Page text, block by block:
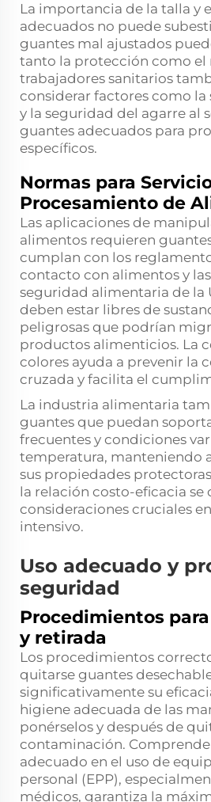
La importancia de la talla y
adecuados no puede
guantes mal ajustados
tanto la protección como el
trabajadores sanitarios
considerar factores como
y la seguridad del agarre al
guantes adecuados para
específicos.
Normas para
Procesamiento de
Las aplicaciones de
alimentos requieren
cumplan con los
contacto con alimentos y
seguridad alimentaria de la
deben estar libres de
peligrosas que podrían
productos alimenticios. La
colores ayuda a prevenir la
cruzada y facilita el
La industria alimentaria
guantes que puedan
frecuentes y condiciones
temperatura, manteniendo
sus propiedades
la relación costo-eficacia se
consideraciones cruciales
intensivo.
Uso adecuado y
seguridad
Procedimientos
y retirada
Los procedimientos
quitarse guantes
significativamente su
higiene adecuada de las
ponérselos y después de
contaminación.
adecuado en el uso de
personal (EPP),
médicos, garantiza la